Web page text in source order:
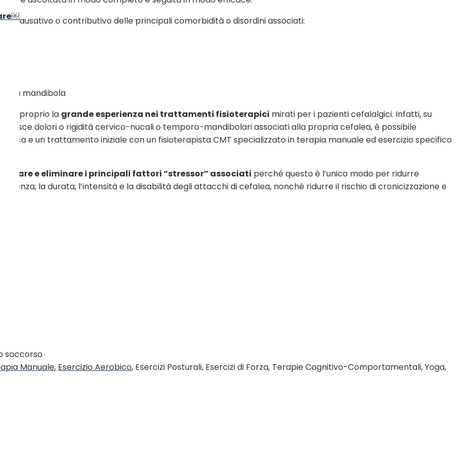
causativo o contributivo delle principali comorbidità o disordini associati:
mandibola
è proprio la grande esperienza nei trattamenti fisioterapici mirati per i pazienti cefalalgici. Infatti, su
dolori o rigidità cervico-nucali o temporo-mandibolari associati alla propria cefalea, è possibile
e un trattamento iniziale con un fisioterapista CMT specializzato in terapia manuale ed esercizio specifico
e eliminare i principali fattori “stressor” associati perché questo è l’unico modo per ridurre
la durata, l’intensità e la disabilità degli attacchi di cefalea, nonchè ridurre il rischio di cronicizzazione e
soccorso
Manuale, Esercizio Aerobico, Esercizi Posturali, Esercizi di Forza, Terapie Cognitivo-Comportamentali, Yoga,